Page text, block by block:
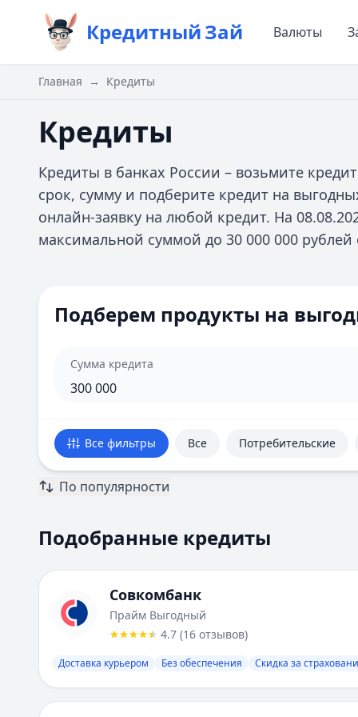
КредитныйЗай Валюты
Главная → Кредиты
Кредиты
Кредиты в банках России – возьмите
срок, сумму и подберите кредит на
онлайн-заявку на любой кредит. На
максимальной суммой до 30 000 000 рублей
Залог
Подберем продукты на
Сумма кредита
Все фильтры Все Потребительские
По популярности
Подобранные кредиты
Всего предложений:16. Текущая страница:
Совкомбанк:Прайм Выгодный
Ставка от:
300 000 5 000 000
60месяцев
4.7(16отзывов)
Лейблы:Доставка курьером, Без обеспечения, Скидка
Требования:Наличие гражданства РФ, Постоянная
Подобранные кредиты
Совкомбанк
Прайм Выгодный
4.7 (16 отзывов)
Доставка курьером Без обеспечения Скидка за